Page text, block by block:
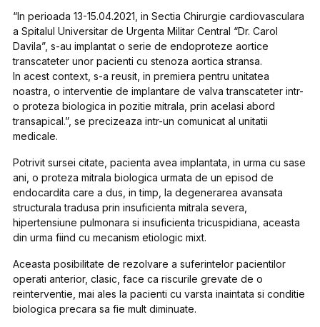
“In perioada 13-15.04.2021, in Sectia Chirurgie cardiovasculara
a Spitalul Universitar de Urgenta Militar Central “Dr. Carol
Davila”, s-au implantat o serie de endoproteze aortice
transcateter unor pacienti cu stenoza aortica stransa.
In acest context, s-a reusit, in premiera pentru unitatea
noastra, o interventie de implantare de valva transcateter intr-
o proteza biologica in pozitie mitrala, prin acelasi abord
transapical.”, se precizeaza intr-un comunicat al unitatii
medicale.
Potrivit sursei citate, pacienta avea implantata, in urma cu sase
ani, o proteza mitrala biologica urmata de un episod de
endocardita care a dus, in timp, la degenerarea avansata
structurala tradusa prin insuficienta mitrala severa,
hipertensiune pulmonara si insuficienta tricuspidiana, aceasta
din urma fiind cu mecanism etiologic mixt.
Aceasta posibilitate de rezolvare a suferintelor pacientilor
operati anterior, clasic, face ca riscurile grevate de o
reinterventie, mai ales la pacienti cu varsta inaintata si conditie
biologica precara sa fie mult diminuate.